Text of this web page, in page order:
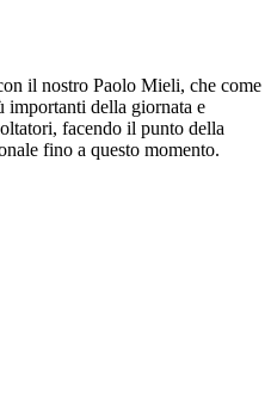
il nostro Paolo Mieli, che come
importanti della giornata e
facendo il punto della
fino a questo momento.